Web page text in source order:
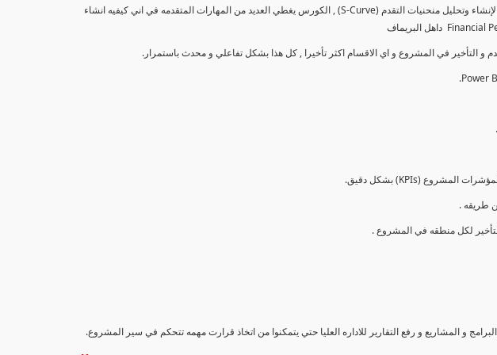
تهدف هذه الدورة إلى تزويد المشاركين بالمهارات والمعرفة اللازمة لإنشاء وتحليل منحنيات التقدم (S-Curve) , الكورس يغطي العديد من المهارات المتقدمه في اني كيفيه انشاء
و المشاريع و رفع التقارير للاداره العليا حتي يتمكنوا من اتخاذ قرارت مهمه تتحكم في سير المشروع.